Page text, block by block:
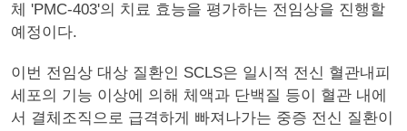
체 'PMC-403'의 치료 효능을 평가하는 전임상을 진행할
예정이다.
이번 전임상 대상 질환인 SCLS은 일시적 전신 혈관내피
세포의 기능 이상에 의해 체액과 단백질 등이 혈관 내에
서 결체조직으로 급격하게 빠져나가는 중증 전신 질환이